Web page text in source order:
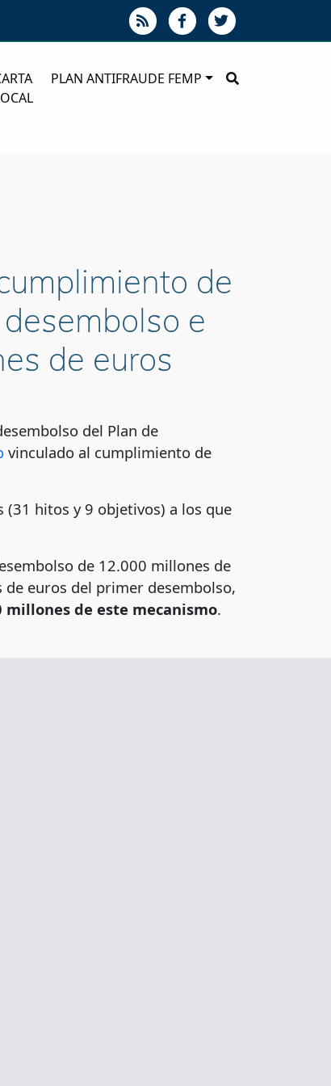
PLAN ANTIFRAUDE FEMP
de
e
de euros
del Plan de
vinculado al cumplimiento de
hitos y 9 objetivos) a los que
de 12.000 millones de
euros del primer desembolso,
millones de este mecanismo.